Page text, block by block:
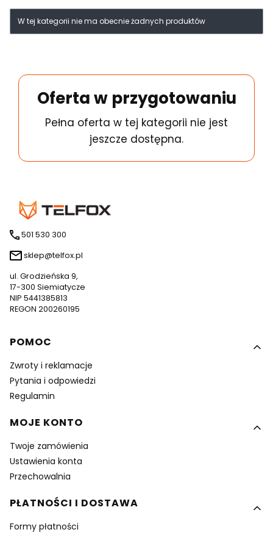
Lista produktów
W tej kategorii nie ma obecnie żadnych produktów
Oferta w przygotowaniu
Pełna oferta w tej kategorii nie jest
jeszcze dostępna.
501 530 300
sklep@telfox.pl
ul. Grodzieńska 9,
17-300 Siemiatycze
NIP 5441385813
REGON 200260195
Linki w stopce
POMOC
Zwroty i reklamacje
Pytania i odpowiedzi
Regulamin
MOJE KONTO
Twoje zamówienia
Ustawienia konta
Przechowalnia
PŁATNOŚCI I DOSTAWA
Formy płatności